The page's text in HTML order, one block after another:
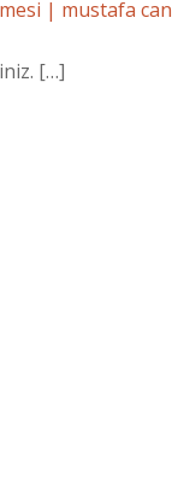
| mustafa can
[…]